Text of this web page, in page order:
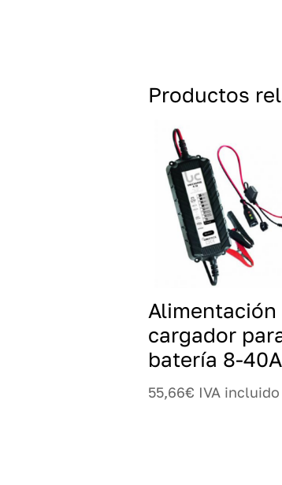
Productos
Alimentación
cargador
batería 8-
55,66€ IVA incluido